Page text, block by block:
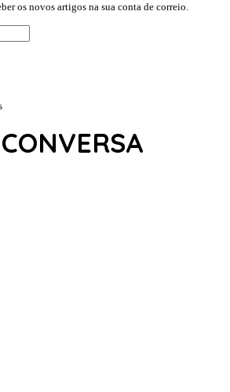
os novos artigos na sua conta de correio.